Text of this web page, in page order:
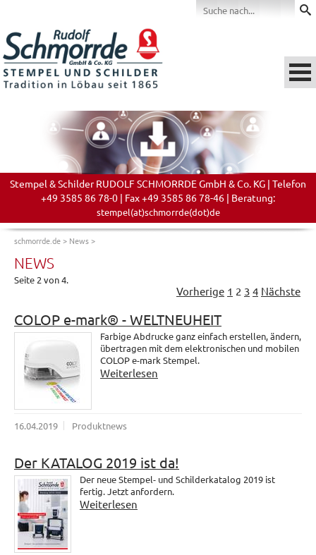
Stempel & Schilder RUDOLF SCHMORRDE GmbH & Co. KG | Telefon
+49 3585 86 78-0 | Fax +49 3585 86 78-46 | Beratung:
stempel(at)schmorrde(dot)de
schmorrde.de> News>
NEWS
Seite 2 von 4.
Vorherige 1 2 3 4 Nächste
COLOP e-mark® - WELTNEUHEIT
Farbige Abdrucke ganz einfach erstellen, ändern,
übertragen mit dem elektronischen und mobilen
COLOP e-mark Stempel.
Weiterlesen
16.04.2019 Produktnews
Der KATALOG 2019 ist da!
Der neue Stempel- und Schilderkatalog 2019 ist
fertig. Jetzt anfordern.
Weiterlesen